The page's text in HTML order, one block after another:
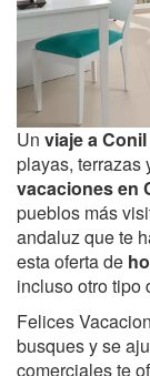
Un viaje a Conil
playas, terrazas
vacaciones en
pueblos más
andaluz que te
esta oferta de
incluso otro tipo
Felices
busques y se
comerciales te